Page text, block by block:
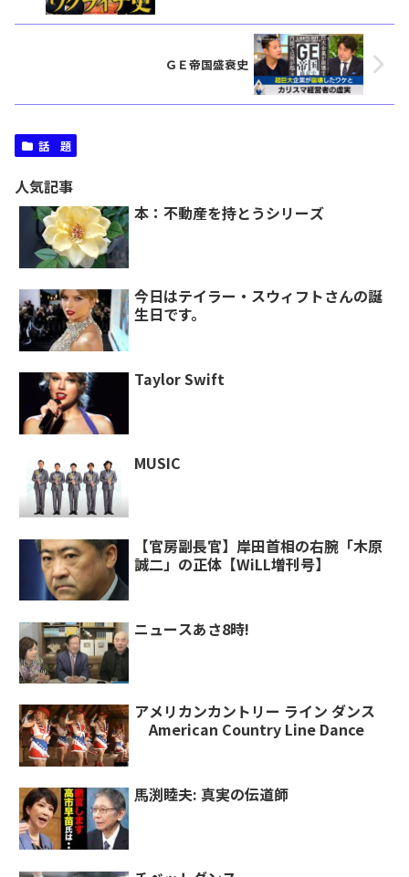
ＧＥ帝国盛衰史
話 題
人気記事
本：不動産を持とうシリーズ
今日はテイラー・スウィフトさんの誕
生日です。
Taylor Swift
MUSIC
【官房副長官】岸田首相の右腕「木原
誠二」の正体【WiLL増刊号】
ニュースあさ8時!
アメリカンカントリー ライン ダンス
American Country Line Dance
馬渕睦夫: 真実の伝道師